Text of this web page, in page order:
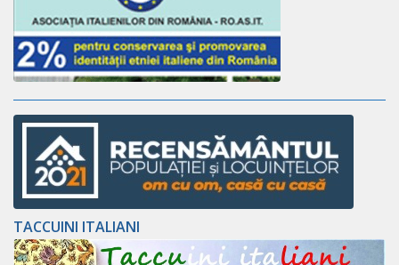
TACCUINI ITALIANI